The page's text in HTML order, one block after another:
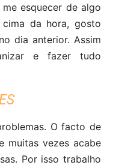
esquecer de algo
da hora, gosto
dia anterior. Assim
e fazer tudo
O facto de
muitas vezes acabe
Por isso trabalho